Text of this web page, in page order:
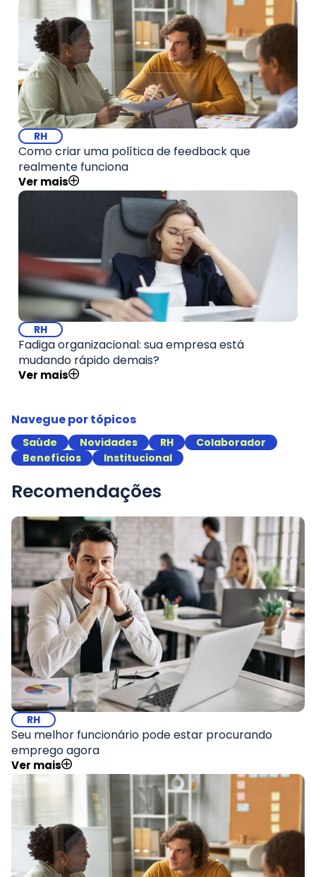
RH
Como criar uma política de feedback que
realmente funciona
Ver mais
RH
Fadiga organizacional: sua empresa está
mudando rápido demais?
Ver mais
Navegue por tópicos
Saúde Novidades RH
Colaborador
Benefícios
Institucional
Recomendações
RH
Seu melhor funcionário pode estar procurando
emprego agora
Ver mais